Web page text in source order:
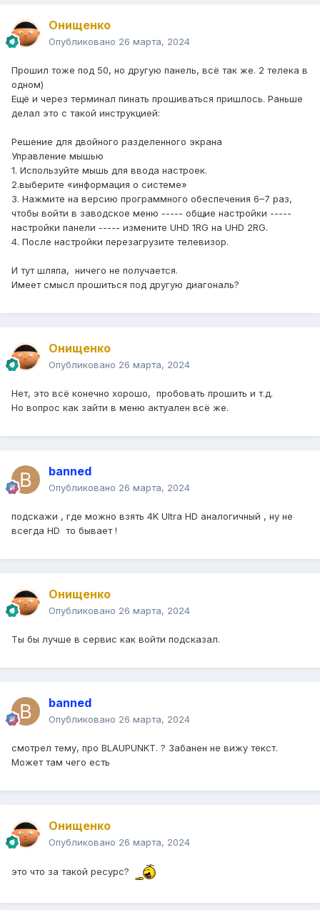
Онищенко
Опубликовано 26 марта, 2024
Прошил тоже под 50, но другую панель, всё так же. 2 телека в
одном)
Ещё и через терминал пинать прошиваться пришлось. Раньше
делал это с такой инструкцией:
Решение для двойного разделенного экрана
Управление мышью
1. Используйте мышь для ввода настроек.
2.выберите «информация о системе»
3. Нажмите на версию программного обеспечения 6–7 раз,
чтобы войти в заводское меню ----- общие настройки -----
настройки панели ----- измените UHD 1RG на UHD 2RG.
4. После настройки перезагрузите телевизор.
И тут шляпа, ничего не получается.
Имеет смысл прошиться под другую диагональ?
Онищенко
Опубликовано 26 марта, 2024
Нет, это всё конечно хорошо, пробовать прошить и т.д.
Но вопрос как зайти в меню актуален всё же.
banned
Опубликовано 26 марта, 2024
подскажи , где можно взять 4K Ultra HD аналогичный , ну не
всегда HD то бывает !
Онищенко
Опубликовано 26 марта, 2024
Ты бы лучше в сервис как войти подсказал.
banned
Опубликовано 26 марта, 2024
смотрел тему, про BLAUPUNKT. ? Забанен не вижу текст.
Может там чего есть
Онищенко
Опубликовано 26 марта, 2024
это что за такой ресурс?